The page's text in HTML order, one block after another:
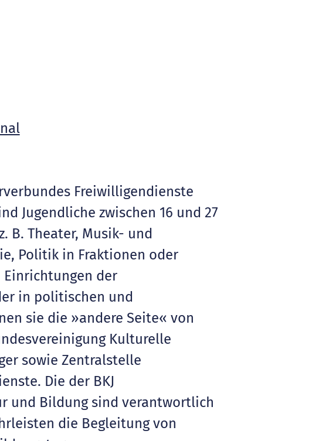
Freiwilligendienste
Jugendliche zwischen 16 und 27
B. Theater, Musik- und
Politik in Fraktionen oder
der
in politischen und
sie die »andere Seite« von
Kulturelle
sowie Zentralstelle
Die der BKJ
und Bildung sind verantwortlich
die Begleitung von